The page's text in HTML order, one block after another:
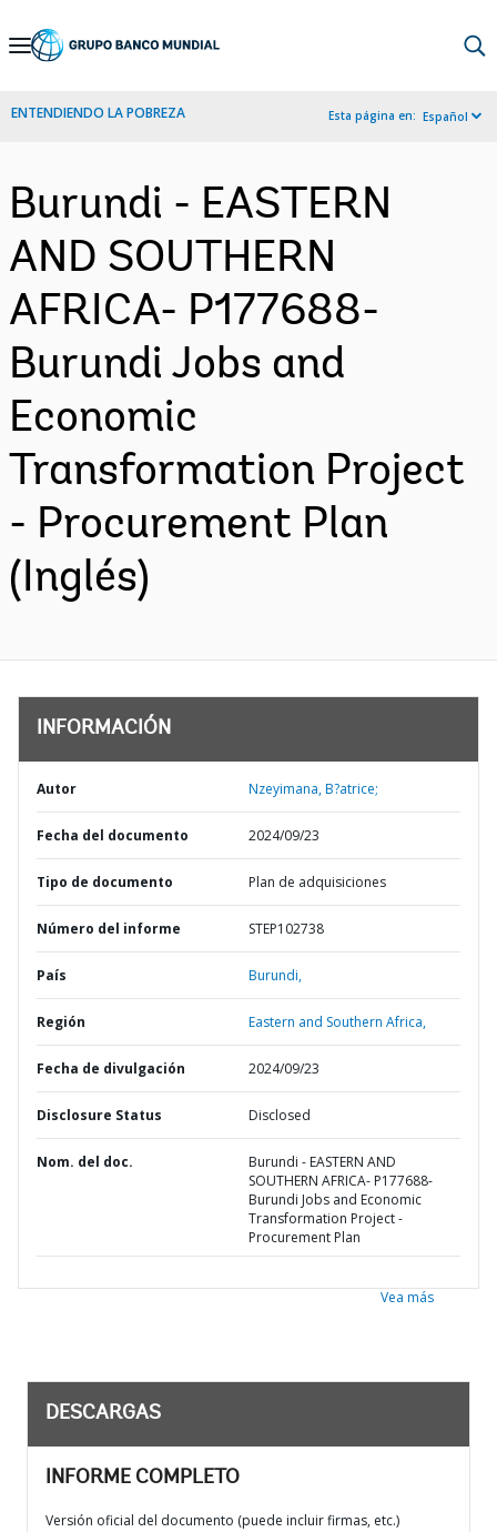
Skip
Navigation
ENTENDIENDO LA POBREZA Esta página en: Español
Burundi - EASTERN
AND SOUTHERN
AFRICA- P177688-
Burundi Jobs and
Economic
Transformation Project
- Procurement Plan
(Inglés)
INFORMACIÓN
Autor Nzeyimana, B?atrice;
Fecha del documento 2024/09/23
Tipo de documento Plan de adquisiciones
Número del informe STEP102738
País Burundi,
Región Eastern and Southern Africa,
Fecha de divulgación 2024/09/23
Disclosure Status Disclosed
Nom. del doc.
Burundi - EASTERN AND
SOUTHERN AFRICA- P177688-
Burundi Jobs and Economic
Transformation Project -
Procurement Plan
Vea más
DESCARGAS
INFORME COMPLETO
Versión oficial del documento (puede incluir firmas, etc.)